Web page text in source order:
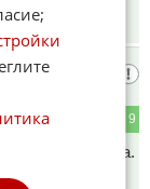
9
Държава.